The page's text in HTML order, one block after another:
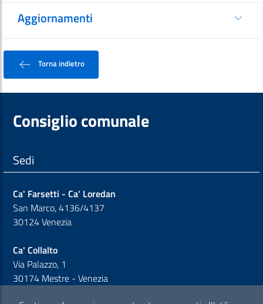
Aggiornamenti
Torna indietro
Consiglio comunale
Sedi
Ca' Farsetti - Ca' Loredan
San Marco, 4136/4137
30124 Venezia
Ca' Collalto
Via Palazzo, 1
30174 Mestre - Venezia